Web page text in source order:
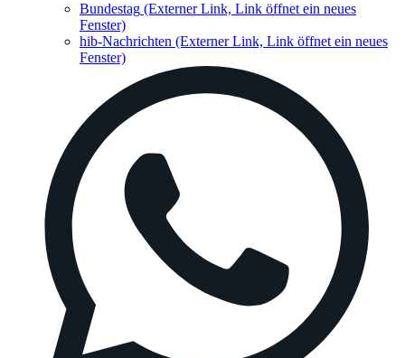
Bundestag (Externer Link, Link öffnet ein neues
Fenster)
hib-Nachrichten (Externer Link, Link öffnet ein neues
Fenster)